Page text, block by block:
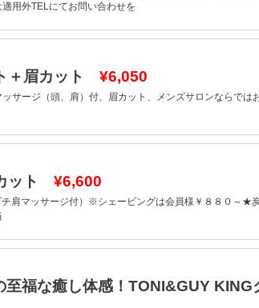
用外TELにてお問い合わせを
＋眉カット ¥6,050
サージ（頭、肩）付、眉カット、メンズサロンならでは
ット ¥6,600
肩マッサージ付）※シェービングは会員様￥８８０～★
至福な癒し体感！TONI&GUY